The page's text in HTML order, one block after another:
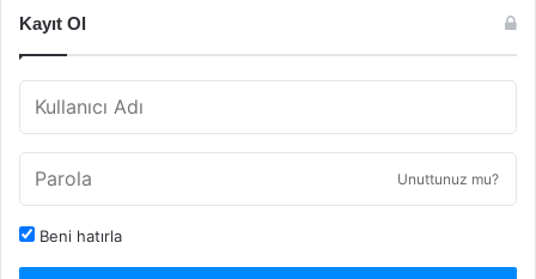
Kayıt Ol
Unuttunuz mu?
Beni hatırla